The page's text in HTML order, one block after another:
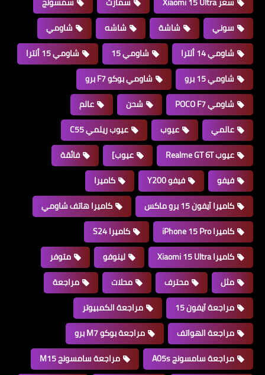
سوني
شاشة شاشه
شاومي
شاومي 14 ألترا
شاومي 15
شاومي 15 ألترا
شاومي 15 برو
شاومي بوكو F7 برو
شاومي POCO F7
شحن
عالم
عالمي
عيوب
عيوب ريلمي C55
عيوب Realme GT 6T
عيوب]
فائقة
فيفو
فيفو Y200
كاميرا
كاميرا آيفون 15 برو ماكس
كاميرا هاتف شاومي
كاميرا iPhone 15 Pro
كاميرا S24
كاميرا Xiaomi 15 Ultra
لينوفو
متوفر
مثل
محترف محلات
مراجعة
مراجعة آيفون 15
مراجعة الكمبيوتر
مراجعة الهواتف
مراجعة بوكو M7 برو
مراجعة سامسونج A05s
مراجعة سامسونج M15